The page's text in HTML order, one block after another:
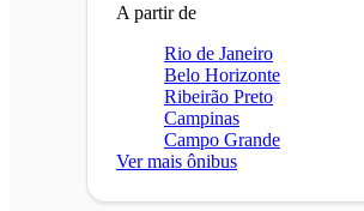
A partir de
Rio de Janeiro
Belo Horizonte
Ribeirão Preto
Campinas
Campo Grande
Ver mais ônibus